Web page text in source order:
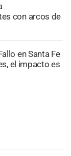
con arcos de
en Santa Fe
el impacto es